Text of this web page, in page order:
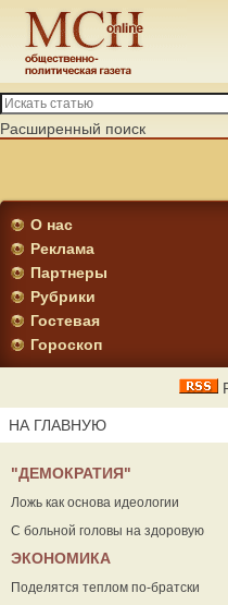
Расширенный поиск
О нас
Реклама
Партнеры
Рубрики
Гостевая
Гороскоп
НА ГЛАВНУЮ
"ДЕМОКРАТИЯ"
Ложь как основа идеологии
С больной головы на здоровую
ЭКОНОМИКА
Поделятся теплом по-братски